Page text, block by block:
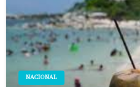
NACIONAL